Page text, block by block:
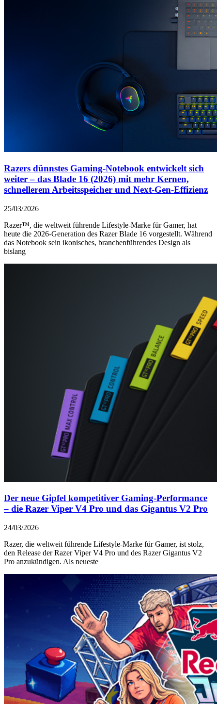
Razers dünnstes Gaming-Notebook entwickelt sich
weiter – das Blade 16 (2026) mit mehr Kernen,
schnellerem Arbeitsspeicher und Next-Gen-Effizienz
25/03/2026
Razer™, die weltweit führende Lifestyle‑Marke für Gamer, hat
heute die 2026‑Generation des Razer Blade 16 vorgestellt. Während
das Notebook sein ikonisches, branchenführendes Design als
bislang
Der neue Gipfel kompetitiver Gaming-Performance
– die Razer Viper V4 Pro und das Gigantus V2 Pro
24/03/2026
Razer, die weltweit führende Lifestyle‑Marke für Gamer, ist stolz,
den Release der Razer Viper V4 Pro und des Razer Gigantus V2
Pro anzukündigen. Als neueste